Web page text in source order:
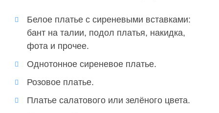
Белое платье с сиреневыми вставками:
бант на талии, подол платья, накидка,
фота и прочее.
Однотонное сиреневое платье.
Розовое платье.
Платье салатового или зелёного цвета.